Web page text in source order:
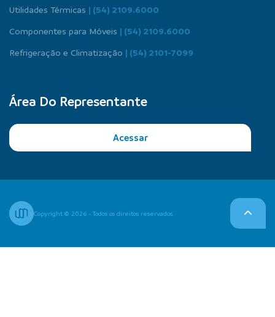
Utilidades Térmicas | (54) 2109.6000
Componentes para Móveis | (54) 2109.6000
Refrigeração e Climatização | (54) 2101-7099
Área Do Representante
Acessar
Copyright © 2026 - Todos os direitos reservados.